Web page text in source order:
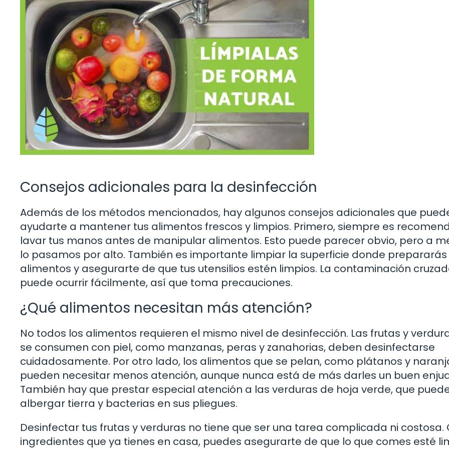
Consejos adicionales para la desinfección
Además de los métodos mencionados, hay algunos consejos adicionales que
ayudarte a mantener tus alimentos frescos y limpios. Primero, siempre es
lavar tus manos antes de manipular alimentos. Esto puede parecer obvio, pero a
lo pasamos por alto. También es importante limpiar la superficie donde prepararás
alimentos y asegurarte de que tus utensilios estén limpios. La contaminación
puede ocurrir fácilmente, así que toma precauciones.
¿Qué alimentos necesitan más atención?
No todos los alimentos requieren el mismo nivel de desinfección. Las frutas y
se consumen con piel, como manzanas, peras y zanahorias, deben desinfectarse
cuidadosamente. Por otro lado, los alimentos que se pelan, como plátanos y
pueden necesitar menos atención, aunque nunca está de más darles un buen
También hay que prestar especial atención a las verduras de hoja verde, que
albergar tierra y bacterias en sus pliegues.
Desinfectar tus frutas y verduras no tiene que ser una tarea complicada ni costosa.
ingredientes que ya tienes en casa, puedes asegurarte de que lo que comes esté